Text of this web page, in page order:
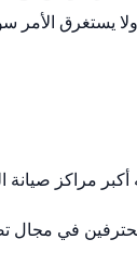
يستغرق الأمر
مراكز صيانة
في مجال